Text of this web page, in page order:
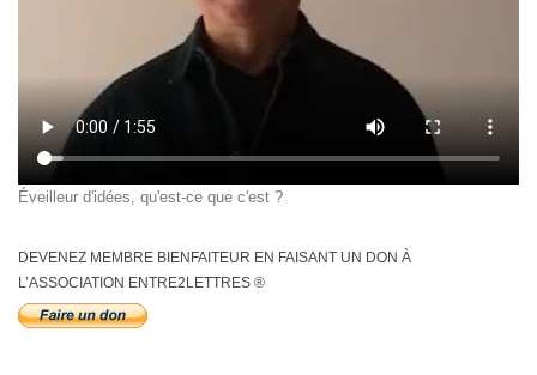
Éveilleur d'idées, qu'est-ce que c'est ?
DEVENEZ MEMBRE BIENFAITEUR EN FAISANT UN DON À
L’ASSOCIATION ENTRE2LETTRES ®